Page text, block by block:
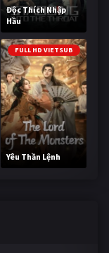
Độc Thích Nhập
Hầu
FULL HD VIETSUB
Yêu Thần Lệnh